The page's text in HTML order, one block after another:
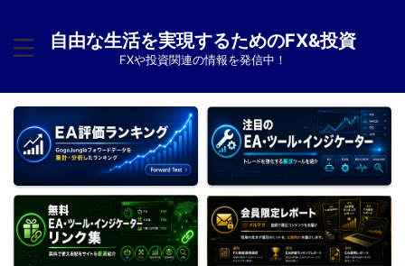
自由な生活を実現するためのFX&投資
FXや投資関連の情報を発信中！